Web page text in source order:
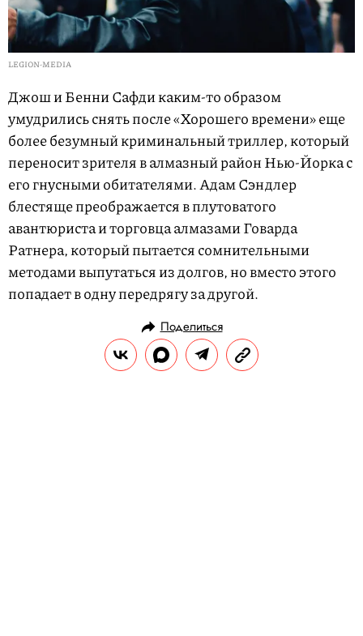
LEGION-MEDIA
Джош и Бенни Сафди каким-то образом
умудрились снять после «Хорошего времени» еще
более безумный криминальный триллер, который
переносит зрителя в алмазный район Нью-Йорка с
его гнусными обитателями. Адам Сэндлер
блестяще преображается в плутоватого
авантюриста и торговца алмазами Говарда
Ратнера, который пытается сомнительными
методами выпутаться из долгов, но вместо этого
попадает в одну передрягу за другой.
Поделиться